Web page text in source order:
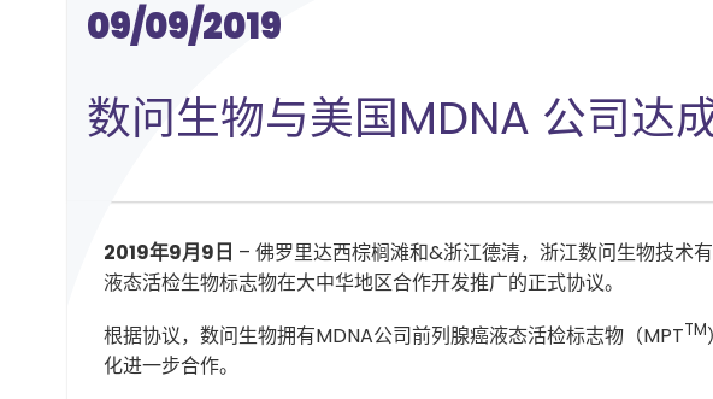
09/09/2019
数问生物与美国MDNA 公司达
2019年9月9日 – 佛罗里达西棕榈滩和&浙江德清，浙江数问生物技术
液态活检生物标志物在大中华地区合作开发推广的正式协议。
根据协议，数问生物拥有MDNA公司前列腺癌液态活检标志物（MPTTM
化进一步合作。